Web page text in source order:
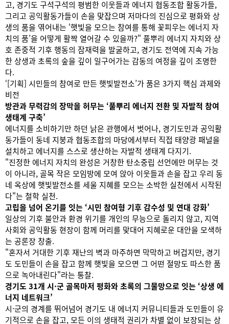
고, 경기도 구석구석의 평범한 이웃들과 에너지 협동조합 활동가들,
그리고 공익활동가들이 손을 맞잡으며 저마다의 진심으로 평화와 상
생의 품을 엮어내는 ‘햇빛을 모으는 참여를 통해 꽃피우는 에너지 자
치의 품’을 어떻게 활짝 열어갈 수 있을까?" 풀뿌리 에너지 자치와 상
호 존중적 기후 행동의 잠재력을 발굴하고, 경기도 전역에 지속 가능
한 상생과 초록의 숲을 깊이 일구어가는 감동의 여정을 깊이 조명한
다.
‘[기획] 시민들의 참여로 만든 햇빛발전소’가 품은 3가지 핵심 과제와
비전
방관과 무력감의 장막을 허무는 ‘풀뿌리 에너지 전환 및 자발적 참여
생태계 구축’
에너지를 소비하기만 하던 낡은 관행에서 벗어나, 경기도민과 공익활
동가들이 동네 지붕과 협동조합의 마당에서부터 직접 태양광 패널을
설치하고 에너지를 스스로 생산하는 자발적 생태계 다지기.
"진정한 에너지 자치의 완성은 거창한 탄소중립 선언에만 머무는 것
이 아니라, 골목 작은 모임방에 모여 앉아 이웃들과 손을 잡고 우리 동
네 옥상에 햇빛발전소를 세울 지혜를 모으는 소박한 실천에서 시작된
다"는 철학 실천.
고립을 넘어 온기를 잇는 ‘시민 참여형 기후 감수성 및 연대 강화’
일상의 기후 불안과 환경 위기를 개인의 무능으로 돌리지 않고, 지역
사회와 공익활동 현장이 함께 머리를 맞대어 지혜로운 대안을 모색하
는 공론장 창출.
"혼자서 거대한 기후 재난의 벽과 마주하면 막막하고 버겁지만, 경기
도 도민들이 손을 잡고 함께 햇빛을 모으면 그 어떤 절망도 따스한 품
으로 녹아내린다"라는 통찰.
경기도 31개 시·군 골목마저 평화와 초록의 그물망으로 잇는 ‘상생 에
너지 네트워크’
시·군의 경계를 뛰어넘어 경기도 내 에너지 커뮤니티들과 도민들이 유
기적으로 손을 잡고, 모든 이의 생태적 권리가 차별 없이 보장되는 상